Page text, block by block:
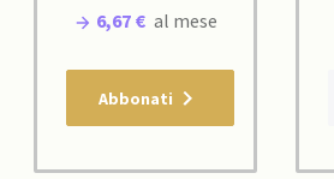
6,67 € al mese
Abbonati